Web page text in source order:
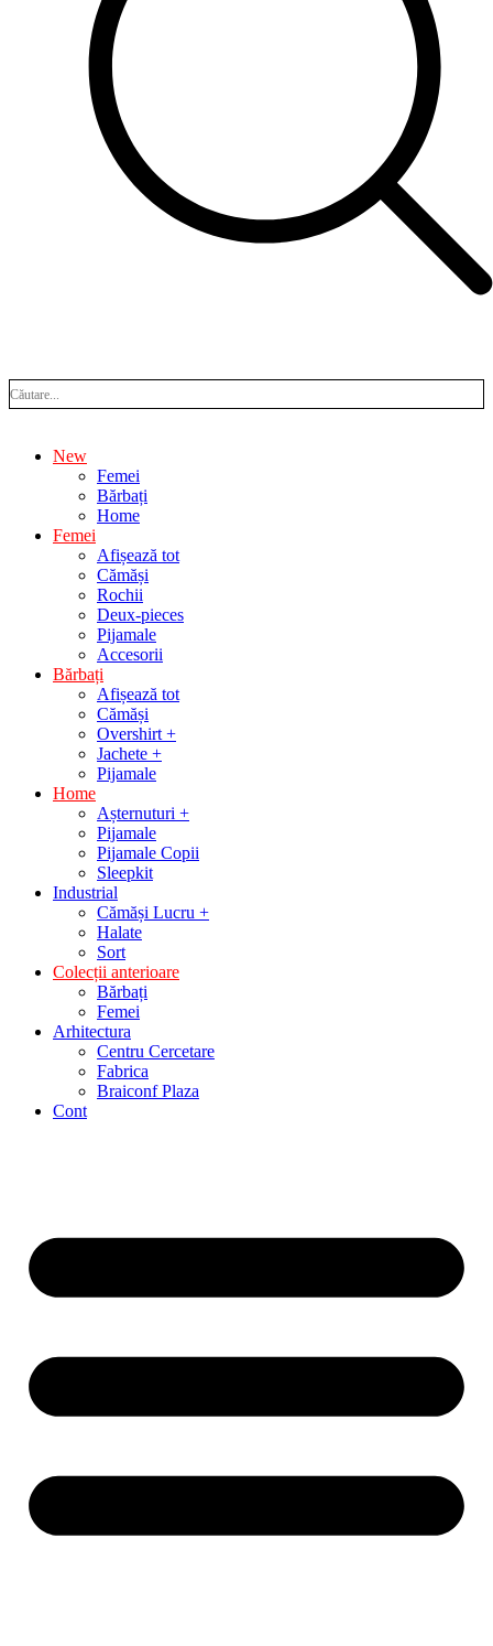
New
Femei
Bărbați
Home
Femei
Afișează tot
Cămăși
Rochii
Deux-pieces
Pijamale
Accesorii
Bărbați
Afișează tot
Cămăși
Overshirt +
Jachete +
Pijamale
Home
Așternuturi +
Pijamale
Pijamale Copii
Sleepkit
Industrial
Cămăși Lucru +
Halate
Sort
Colecții anterioare
Bărbați
Femei
Arhitectura
Centru Cercetare
Fabrica
Braiconf Plaza
Cont